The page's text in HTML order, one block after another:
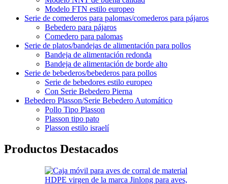
Modelo FTN estilo europeo
Serie de comederos para palomas/comederos para pájaros
Bebedero para pájaros
Comedero para palomas
Serie de platos/bandejas de alimentación para pollos
Bandeja de alimentación redonda
Bandeja de alimentación de borde alto
Serie de bebederos/bebederos para pollos
Serie de bebedores estilo europeo
Con Serie Bebedero Pierna
Bebedero Plasson/Serie Bebedero Automático
Pollo Tipo Plasson
Plasson tipo pato
Plasson estilo israelí
Productos Destacados